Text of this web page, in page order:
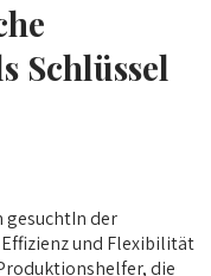
Schlüssel
In der
und Flexibilität
die